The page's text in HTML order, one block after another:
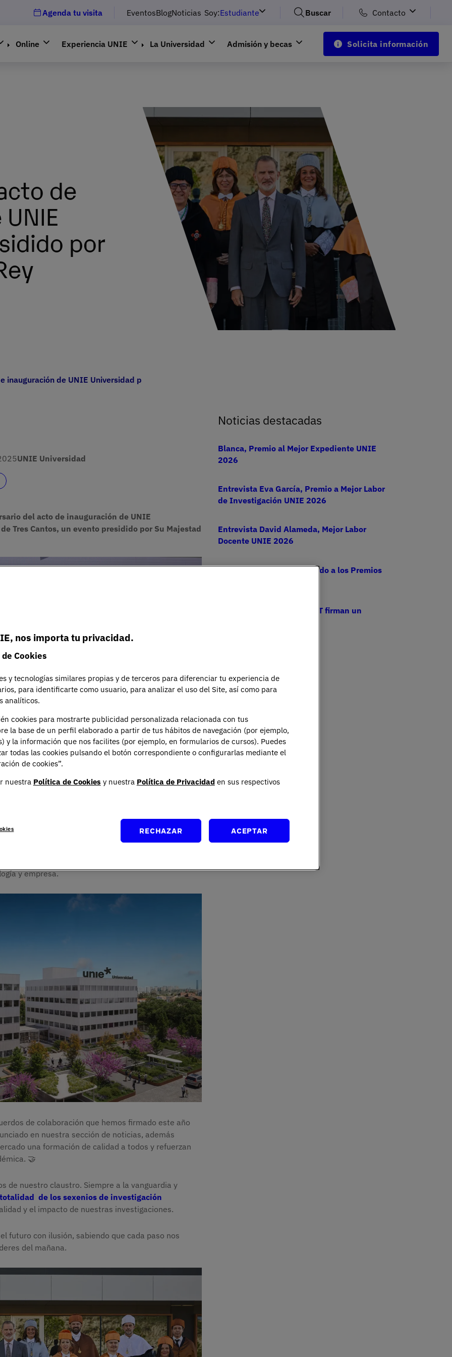
Agenda tu visita EventosBlogNoticias Soy:Estudiante Buscar Contacto
Online Experiencia UNIE La Universidad Admisión y becas Solicita información
de
por
inauguración de UNIE Universidad presidido por Su Majestad el Rey
UNIE Universidad
del acto de inauguración de UNIE
Tres Cantos, un evento presidido por Su Majestad
cuerpo docente y personal administrativo
en Tres Cantos y Arapiles, como en modalidad
¡Además, del anuncio de un
y empresa.
de colaboración que hemos firmado este año
en nuestra sección de noticias, además
una formación de calidad a todos y refuerzan
🤝
de nuestro claustro. Siempre a la vanguardia y
de los sexenios de investigación
y el impacto de nuestras investigaciones.
futuro con ilusión, sabiendo que cada paso nos
del mañana.
Noticias destacadas
Blanca, Premio al Mejor Expediente UNIE
2026
Entrevista Eva García, Premio a Mejor Labor
de Investigación UNIE 2026
Entrevista David Alameda, Mejor Labor
Docente UNIE 2026
Leopoldo Callealta nominado a los Premios
UNIE Universidad y el COIT firman un
nos importa tu privacidad.
Cookies
y tecnologías similares propias y de terceros para diferenciar tu experiencia de
para identificarte como usuario, para analizar el uso del Site, así como para
analíticos.
cookies para mostrarte publicidad personalizada relacionada con tus
la base de un perfil elaborado a partir de tus hábitos de navegación (por ejemplo,
y la información que nos facilites (por ejemplo, en formularios de cursos). Puedes
todas las cookies pulsando el botón correspondiente o configurarlas mediante el
de cookies”.
nuestra Política de Cookies y nuestra Política de Privacidad en sus respectivos
RECHAZAR ACEPTAR